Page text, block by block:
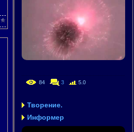
84 3 5.0
Творение.
Информер